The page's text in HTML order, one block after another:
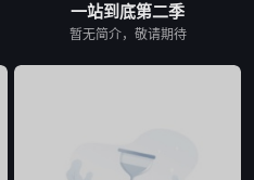
一站到底第二季
暂无简介，敬请期待